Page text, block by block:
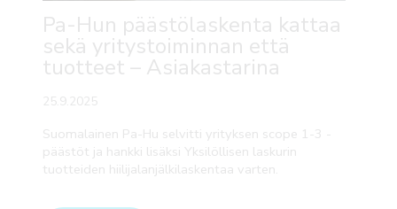
Pa-Hun päästölaskenta kattaa
sekä yritystoiminnan että
tuotteet – Asiakastarina
25.9.2025
Suomalainen Pa-Hu selvitti yrityksen scope 1-3 -
päästöt ja hankki lisäksi Yksilöllisen laskurin
tuotteiden hiilijalanjälkilaskentaa varten.